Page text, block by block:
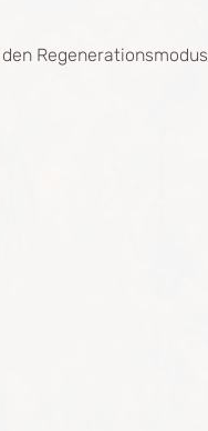
Regenerationsmodus